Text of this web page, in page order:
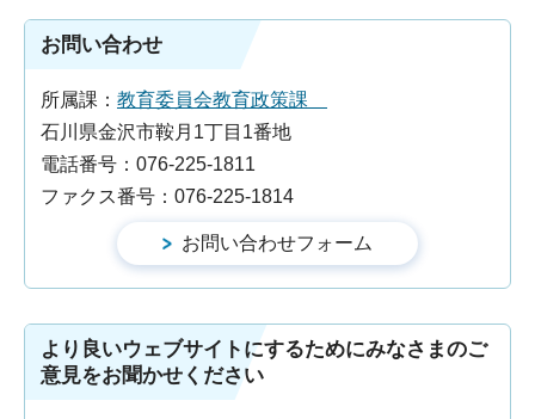
お問い合わせ
所属課： 教育委員会教育政策課
石川県金沢市鞍月1丁目1番地
電話番号：076-225-1811
ファクス番号：076-225-1814
より良いウェブサイトにするためにみなさまのご
意見をお聞かせください